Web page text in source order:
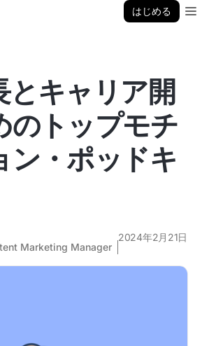
はじめる
とキャリア開
のトップモチ
ン・ポッドキ
Marketing Manager
2024年2月21日